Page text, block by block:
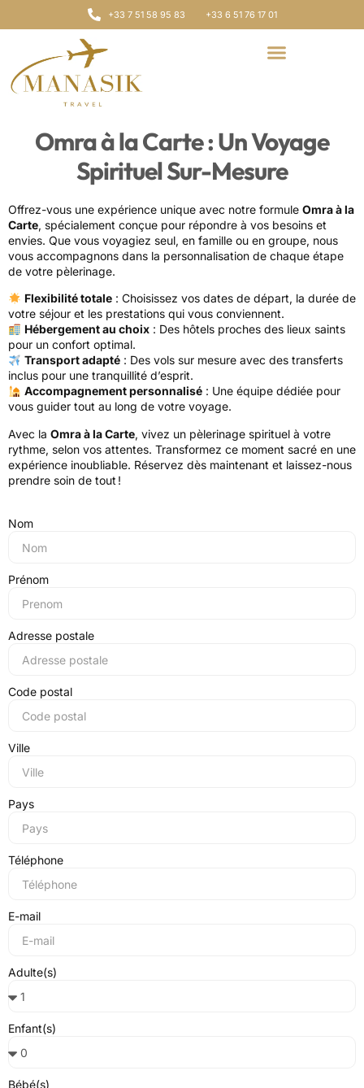
+33 7 51 58 95 83 +33 6 51 76 17 01
Omra à la Carte : Un Voyage
Spirituel Sur-Mesure
Offrez-vous une expérience unique avec notre formule Omra à la
Carte, spécialement conçue pour répondre à vos besoins et
envies. Que vous voyagiez seul, en famille ou en groupe, nous
vous accompagnons dans la personnalisation de chaque étape
de votre pèlerinage.
Flexibilité totale: Choisissez vos dates de départ, la durée de
votre séjour et les prestations qui vous conviennent.
Hébergement au choix: Des hôtels proches des lieux saints
pour un confort optimal.
Transport adapté: Des vols sur mesure avec des transferts
inclus pour une tranquillité d’esprit.
Accompagnement personnalisé: Une équipe dédiée pour
vous guider tout au long de votre voyage.
Avec la Omra à la Carte, vivez un pèlerinage spirituel à votre
rythme, selon vos attentes. Transformez ce moment sacré en une
expérience inoubliable. Réservez dès maintenant et laissez-nous
prendre soin de tout !
Nom
Prénom
Adresse postale
Code postal
Ville
Pays
Téléphone
E-mail
Adulte(s)
Enfant(s)
Bébé(s)